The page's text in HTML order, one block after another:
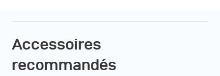
Accessoires
recommandés